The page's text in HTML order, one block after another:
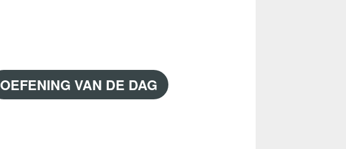
OEFENING VAN DE DAG